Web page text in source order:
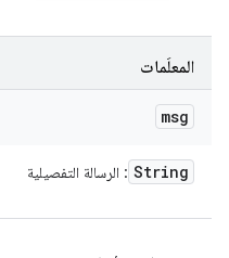
المعلَمات
msg
String : الرسالة التفصيلية